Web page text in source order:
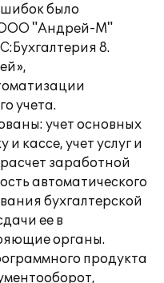
было
ООО "Андрей-М"
8.
учета.
учет основных
кассе, учет услуг и
заработной
автоматического
бухгалтерской
ее в
органы.
продукта